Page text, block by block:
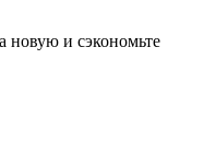
новую и сэкономьте